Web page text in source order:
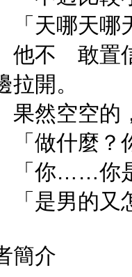
天哪天哪
不 敢置信
拉開。
然空空的
做什麼？
你……你是
是男的又
簡介